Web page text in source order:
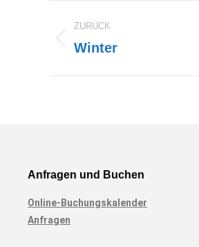
Album-
Navigation
ZURÜCK
Vorheriges
Winter
Anfragen und Buchen
Online-Buchungskalender
Anfragen